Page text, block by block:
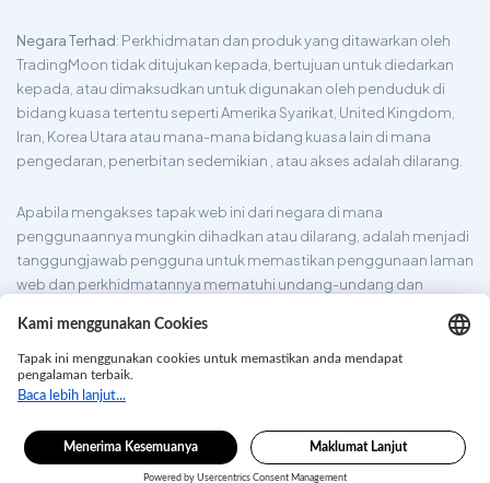
Negara Terhad: Perkhidmatan dan produk yang ditawarkan oleh
TradingMoon tidak ditujukan kepada, bertujuan untuk diedarkan
kepada, atau dimaksudkan untuk digunakan oleh penduduk di
bidang kuasa tertentu seperti Amerika Syarikat, United Kingdom,
Iran, Korea Utara atau mana-mana bidang kuasa lain di mana
pengedaran, penerbitan sedemikian , atau akses adalah dilarang.
Apabila mengakses tapak web ini dari negara di mana
penggunaannya mungkin dihadkan atau dilarang, adalah menjadi
tanggungjawab pengguna untuk memastikan penggunaan laman
web dan perkhidmatannya mematuhi undang-undang dan
maklumat yang diberikan di laman webnya adalah sesuai untuk
semua bidang kuasa.
tradingmoon.com ©2026. Hak Cipta Terpelihara